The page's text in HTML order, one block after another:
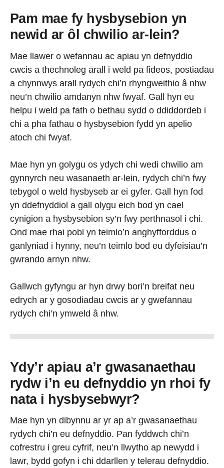
Pam mae fy hysbysebion yn
newid ar ôl chwilio ar-lein?
Mae llawer o wefannau ac apiau yn defnyddio
cwcis a thechnoleg arall i weld pa fideos, postiadau
a chynnwys arall rydych chi’n rhyngweithio â nhw
neu’n chwilio amdanyn nhw fwyaf. Gall hyn eu
helpu i weld pa fath o bethau sydd o ddiddordeb i
chi a pha fathau o hysbysebion fydd yn apelio
atoch chi fwyaf.
Mae hyn yn golygu os ydych chi wedi chwilio am
gynnyrch neu wasanaeth ar-lein, rydych chi’n fwy
tebygol o weld hysbyseb ar ei gyfer. Gall hyn fod
yn ddefnyddiol a gall olygu eich bod yn cael
cynigion a hysbysebion sy’n fwy perthnasol i chi.
Ond mae rhai pobl yn teimlo’n anghyfforddus o
ganlyniad i hynny, neu’n teimlo bod eu dyfeisiau’n
gwrando arnyn nhw.
Gallwch gyfyngu ar hyn drwy bori’n breifat neu
edrych ar y gosodiadau cwcis ar y gwefannau
rydych chi’n ymweld â nhw.
Ydy’r apiau a’r gwasanaethau
rydw i’n eu defnyddio yn rhoi fy
nata i hysbysebwyr?
Mae hyn yn dibynnu ar yr ap a’r gwasanaethau
rydych chi’n eu defnyddio. Pan fyddwch chi’n
cofrestru i greu cyfrif, neu’n llwytho ap newydd i
lawr, bydd gofyn i chi ddarllen y telerau defnyddio.